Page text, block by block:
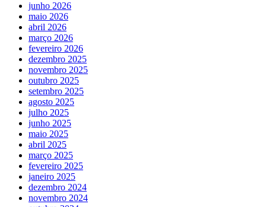
junho 2026
maio 2026
abril 2026
março 2026
fevereiro 2026
dezembro 2025
novembro 2025
outubro 2025
setembro 2025
agosto 2025
julho 2025
junho 2025
maio 2025
abril 2025
março 2025
fevereiro 2025
janeiro 2025
dezembro 2024
novembro 2024